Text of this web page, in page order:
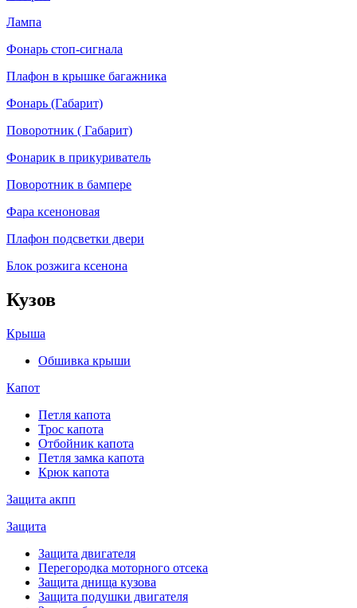
Лампа
Фонарь стоп-сигнала
Плафон в крышке багажника
Фонарь (Габарит)
Поворотник ( Габарит)
Фонарик в прикуриватель
Поворотник в бампере
Фара ксеноновая
Плафон подсветки двери
Блок розжига ксенона
Кузов
Крыша
Обшивка крыши
Капот
Петля капота
Трос капота
Отбойник капота
Петля замка капота
Крюк капота
Защита акпп
Защита
Защита двигателя
Перегородка моторного отсека
Защита днища кузова
Защита подушки двигателя